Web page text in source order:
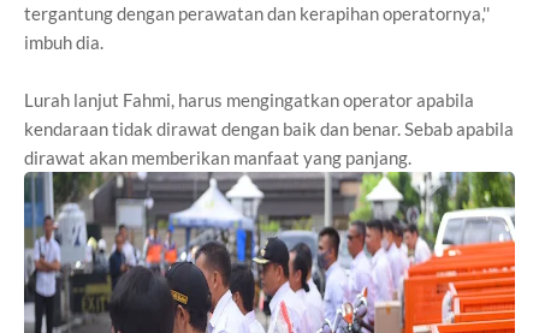
tergantung dengan perawatan dan kerapihan operatornya,''
imbuh dia.
Lurah lanjut Fahmi, harus mengingatkan operator apabila
kendaraan tidak dirawat dengan baik dan benar. Sebab apabila
dirawat akan memberikan manfaat yang panjang.